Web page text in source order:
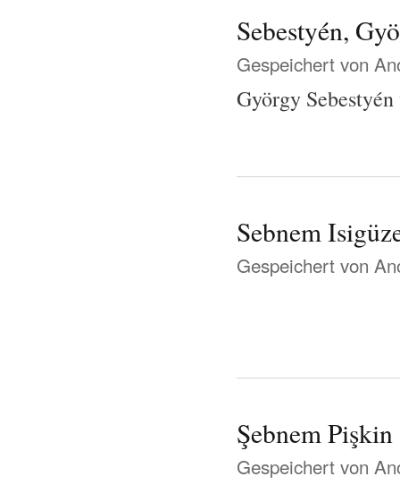
Sebestyén,
Gespeichert von
György
Sebnem
Gespeichert von
Şebnem Pişkin
Gespeichert von